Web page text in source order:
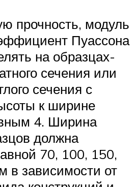
прочность, модуль
Пуассона
на образцах-
сечения или
сечения с
к ширине
4. Ширина
должна
70, 100, 150,
в зависимости от